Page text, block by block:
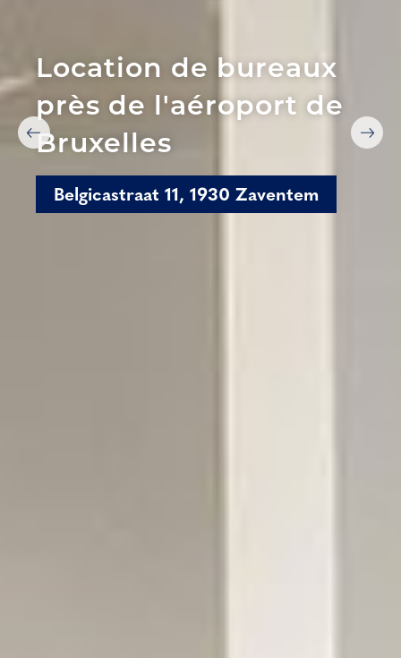
Location de bureaux
près de l'aéroport de
Bruxelles
Belgicastraat 11, 1930 Zaventem